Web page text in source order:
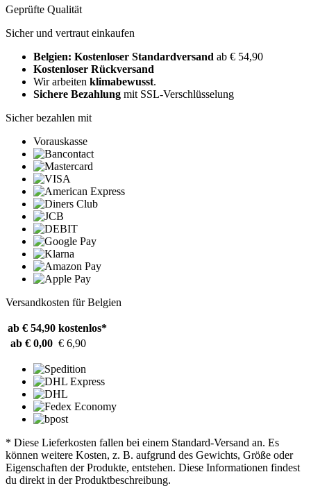
Geprüfte Qualität
Sicher und vertraut einkaufen
Belgien: Kostenloser Standardversand ab € 54,90
Kostenloser Rückversand
Wir arbeiten klimabewusst.
Sichere Bezahlung mit SSL-Verschlüsselung
Sicher bezahlen mit
Vorauskasse
Versandkosten für Belgien
ab € 54,90 kostenlos*
ab € 0,00 € 6,90
* Diese Lieferkosten fallen bei einem Standard-Versand an. Es
können weitere Kosten, z. B. aufgrund des Gewichts, Größe oder
Eigenschaften der Produkte, entstehen. Diese Informationen findest
du direkt in der Produktbeschreibung.